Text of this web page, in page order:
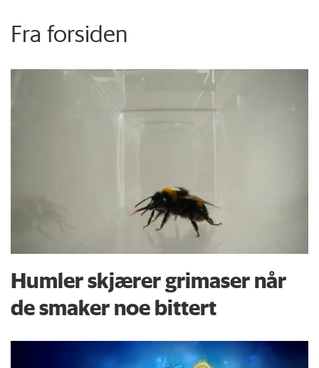
Fra forsiden
Humler skjærer grimaser når
de smaker noe bittert